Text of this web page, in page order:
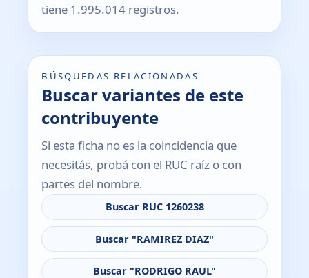
tiene 1.995.014 registros.
BÚSQUEDAS RELACIONADAS
Buscar variantes de este
contribuyente
Si esta ficha no es la coincidencia que
necesitás, probá con el RUC raíz o con
partes del nombre.
Buscar RUC 1260238
Buscar "RAMIREZ DIAZ"
Buscar "RODRIGO RAUL"